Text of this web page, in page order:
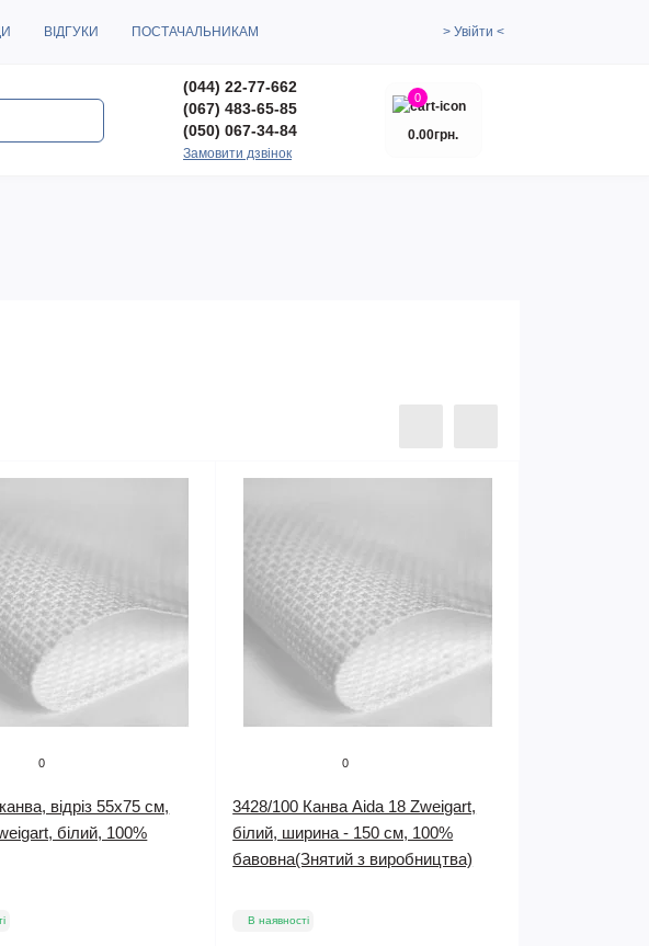
ВІДГУКИ ПОСТАЧАЛЬНИКАМ > Увійти <
(044) 22-77-662
(067) 483-65-85
(050) 067-34-84
Замовити дзвінок
0
0.00грн.
0
відріз 55х75 см,
білий, 100%
0
3428/100 Канва Aida 18 Zweigart,
білий, ширина - 150 см, 100%
бавовна(Знятий з виробництва)
В наявності